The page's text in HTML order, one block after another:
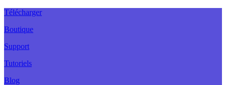
Télécharger
Boutique
Support
Tutoriels
Blog